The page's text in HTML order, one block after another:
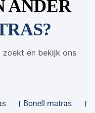
ANDER
en bekijk ons
Bonell matras